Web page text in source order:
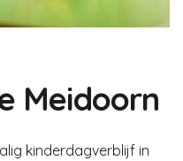
Meidoorn
kinderdagverblijf in